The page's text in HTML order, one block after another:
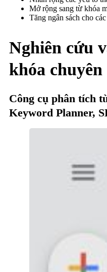
Mở rộng sang từ khóa
Tăng ngân sách cho
Nghiên cứu
khóa chuyên
Công cụ phân tích
Keyword Planner,